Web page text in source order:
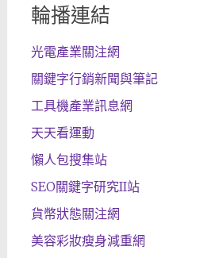
輪播連結
光電產業關注網
關鍵字行銷新聞與筆記
工具機產業訊息網
天天看運動
懶人包搜集站
SEO關鍵字研究II站
貨幣狀態關注網
美容彩妝瘦身減重網